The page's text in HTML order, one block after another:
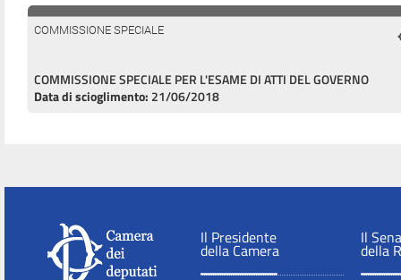
COMMISSIONE SPECIALE
COMMISSIONE SPECIALE PER L'ESAME DI ATTI DEL GOVERNO
Data di scioglimento: 21/06/2018
Il Presidente
della Camera
Il
della